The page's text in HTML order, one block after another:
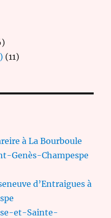
(11)
à La Bourboule
Genès-Champespe
d’Entraigues à
et-Sainte-